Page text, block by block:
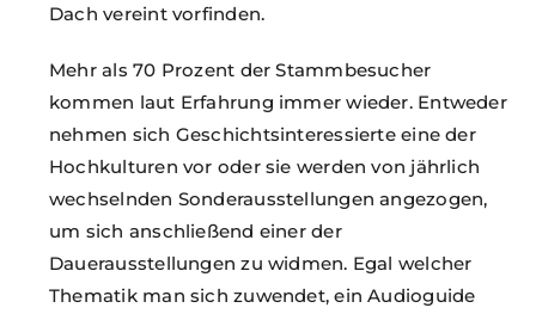
Dach vereint vorfinden.
Mehr als 70 Prozent der Stammbesucher
kommen laut Erfahrung immer wieder. Entweder
nehmen sich Geschichtsinteressierte eine der
Hochkulturen vor oder sie werden von jährlich
wechselnden Sonderausstellungen angezogen,
um sich anschließend einer der
Dauerausstellungen zu widmen. Egal welcher
Thematik man sich zuwendet, ein Audioguide